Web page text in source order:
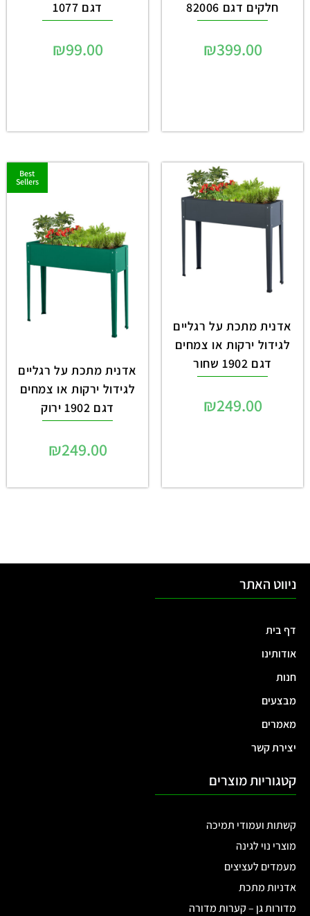
חלקים דגם 82006
₪399.00
דגם 1077
₪99.00
אדנית מתכת על רגליים
לגידול ירקות או צמחים
דגם 1902 שחור
₪249.00
Best
Sellers
אדנית מתכת על רגליים
לגידול ירקות או צמחים
דגם 1902 ירוק
₪249.00
ניווט האתר
דף בית
אודותינו
חנות
מבצעים
מאמרים
יצירת קשר
קטגוריות מוצרים
קשתות ועמודי תמיכה
מוצרי נוי לגינה
מעמדים לעציצים
אדניות מתכת
מדורות גן – קערות מדורה